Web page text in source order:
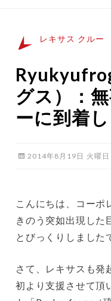
レキサス クルー
グス）：
ーに到着
2014年8月19日 火曜日
こんにちは、コーポ
きのう突如出現した
とびっくりしました
さて、レキサスも発
初より支援させて頂